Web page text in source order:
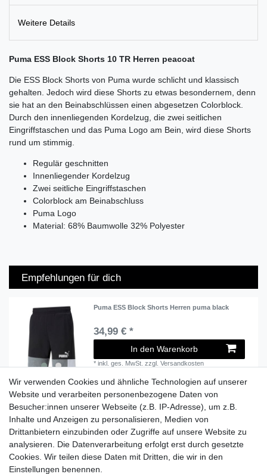
Weitere Details
Puma ESS Block Shorts 10 TR Herren peacoat
Die ESS Block Shorts von Puma wurde schlicht und klassisch
gehalten. Jedoch wird diese Shorts zu etwas besondernem, denn
sie hat an den Beinabschlüssen einen abgesetzen Colorblock.
Durch den innenliegenden Kordelzug, die zwei seitlichen
Eingriffstaschen und das Puma Logo am Bein, wird diese Shorts
rund um stimmig.
Regulär geschnitten
Innenliegender Kordelzug
Zwei seitliche Eingriffstaschen
Colorblock am Beinabschluss
Puma Logo
Material: 68% Baumwolle 32% Polyester
Empfehlungen für dich
Puma ESS Block Shorts Herren puma black
34,99 € *
In den Warenkorb
*inkl. ges. MwSt. zzgl.Versandkosten
Lieferzeit etwa 1 bis 3 Werktage
Versand mit DHL
14 Tage Rückgaberecht
Wir verwenden Cookies und ähnliche Technologien auf unserer
Website und verarbeiten personenbezogene Daten von
Besucher:innen unserer Webseite (z.B. IP-Adresse), um z.B.
Inhalte und Anzeigen zu personalisieren, Medien von
Drittanbietern einzubinden oder Zugriffe auf unsere Website zu
analysieren. Die Datenverarbeitung erfolgt erst durch gesetzte
Cookies. Wir teilen diese Daten mit Dritten, die wir in den
Einstellungen benennen.